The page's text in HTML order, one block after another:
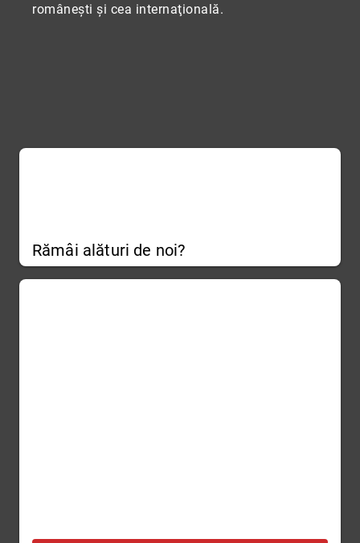
româneşti şi cea internaţională.
Rămâi alături de noi?